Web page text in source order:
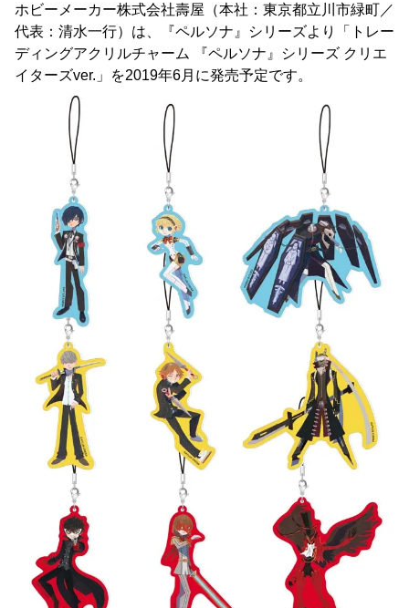
ホビーメーカー株式会社壽屋（本社：東京都立川市緑町／
代表：清水一行）は、『ペルソナ』シリーズより「トレー
ディングアクリルチャーム 『ペルソナ』シリーズ クリエ
イターズver.」を2019年6月に発売予定です。